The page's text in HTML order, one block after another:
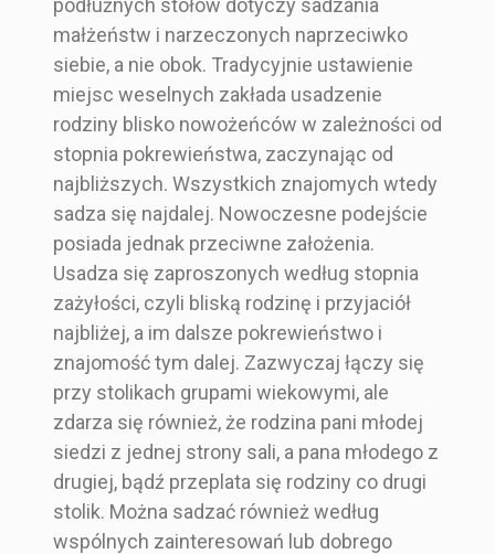
podłużnych stołów dotyczy sadzania
małżeństw i narzeczonych naprzeciwko
siebie, a nie obok. Tradycyjnie ustawienie
miejsc weselnych zakłada usadzenie
rodziny blisko nowożeńców w zależności od
stopnia pokrewieństwa, zaczynając od
najbliższych. Wszystkich znajomych wtedy
sadza się najdalej. Nowoczesne podejście
posiada jednak przeciwne założenia.
Usadza się zaproszonych według stopnia
zażyłości, czyli bliską rodzinę i przyjaciół
najbliżej, a im dalsze pokrewieństwo i
znajomość tym dalej. Zazwyczaj łączy się
przy stolikach grupami wiekowymi, ale
zdarza się również, że rodzina pani młodej
siedzi z jednej strony sali, a pana młodego z
drugiej, bądź przeplata się rodziny co drugi
stolik. Można sadzać również według
wspólnych zainteresowań lub dobrego